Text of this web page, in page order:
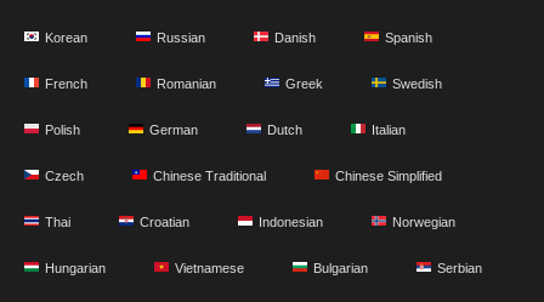
Korean Russian Danish Spanish
French Romanian Greek Swedish
Polish German Dutch Italian
Czech Chinese Traditional Chinese Simplified
Thai Croatian Indonesian Norwegian
Hungarian Vietnamese Bulgarian Serbian